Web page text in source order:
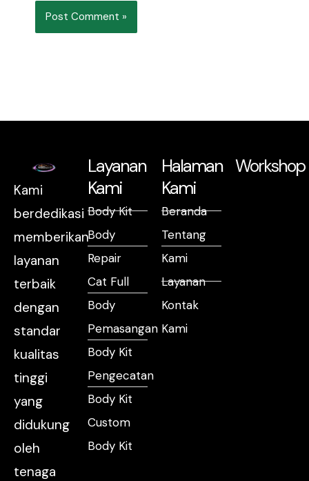
Kami
berdedikasi
memberikan
layanan
terbaik
dengan
standar
kualitas
tinggi
yang
didukung
oleh
tenaga
Layanan
Kami
Body Kit
Body
Repair
Cat Full
Body
Pemasangan
Body Kit
Pengecatan
Body Kit
Custom
Body Kit
Halaman
Kami
Beranda
Tentang
Kami
Layanan
Kontak
Kami
Workshop